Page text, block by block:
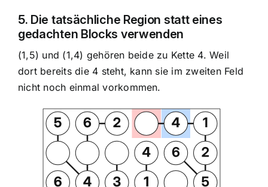
5. Die tatsächliche Region statt eines
gedachten Blocks verwenden
(1,5) und (1,4) gehören beide zu Kette 4. Weil
dort bereits die 4 steht, kann sie im zweiten Feld
nicht noch einmal vorkommen.